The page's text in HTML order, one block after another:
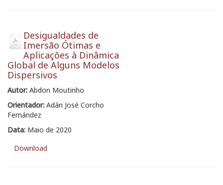
Desigualdades de
Imersão Ótimas e
Aplicações à Dinâmica
Global de Alguns Modelos
Dispersivos
Autor: Abdon Moutinho
Orientador: Adán José Corcho
Fernández
Data: Maio de 2020
Download